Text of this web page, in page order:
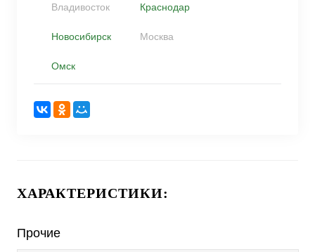
Владивосток Краснодар
Новосибирск Москва
Омск
ХАРАКТЕРИСТИКИ:
Прочие